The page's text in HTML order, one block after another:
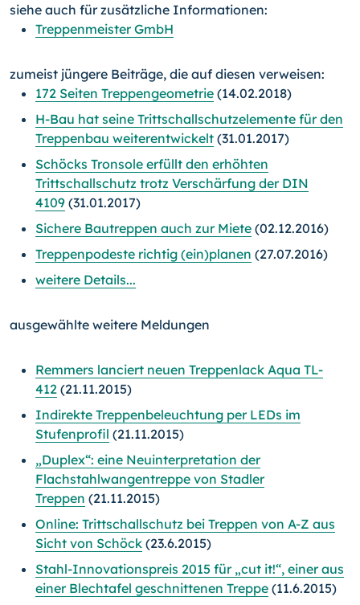
siehe auch für zusätzliche Informationen:
Treppenmeister GmbH
zumeist jüngere Beiträge, die auf diesen verweisen:
172 Seiten Treppengeometrie (14.02.2018)
H-Bau hat seine Trittschallschutzelemente für den
Treppenbau weiterentwickelt (31.01.2017)
Schöcks Tronsole erfüllt den erhöhten
Trittschallschutz trotz Verschärfung der DIN
4109 (31.01.2017)
Sichere Bautreppen auch zur Miete (02.12.2016)
Treppenpodeste richtig (ein)planen (27.07.2016)
weitere Details...
ausgewählte weitere Meldungen
Remmers lanciert neuen Treppenlack Aqua TL-
412 (21.11.2015)
Indirekte Treppenbeleuchtung per LEDs im
Stufenprofil (21.11.2015)
„Duplex“: eine Neuinterpretation der
Flachstahlwangentreppe von Stadler
Treppen (21.11.2015)
Online: Trittschallschutz bei Treppen von A-Z aus
Sicht von Schöck (23.6.2015)
Stahl-Innovationspreis 2015 für „cut it!“, einer aus
einer Blechtafel geschnittenen Treppe (11.6.2015)